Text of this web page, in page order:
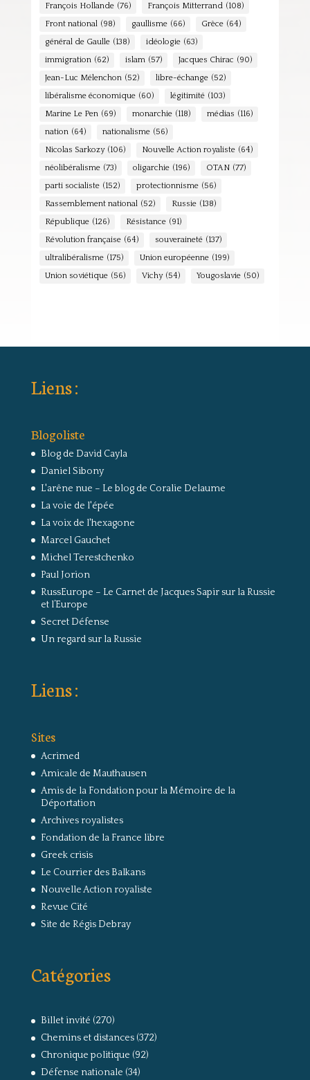
François Hollande (76) François Mitterrand (108)
Front national (98) gaullisme (66) Grèce (64)
général de Gaulle (138) idéologie (63)
immigration (62) islam (57) Jacques Chirac (90)
Jean-Luc Mélenchon (52) libre-échange (52)
libéralisme économique (60) légitimité (103)
Marine Le Pen (69) monarchie (118) médias (116)
nation (64) nationalisme (56)
Nicolas Sarkozy (106) Nouvelle Action royaliste (64)
néolibéralisme (73) oligarchie (196) OTAN (77)
parti socialiste (152) protectionnisme (56)
Rassemblement national (52) Russie (138)
République (126) Résistance (91)
Révolution française (64) souveraineté (137)
ultralibéralisme (175) Union européenne (199)
Union soviétique (56) Vichy (54) Yougoslavie (50)
Liens :
Blogoliste
Blog de David Cayla
Daniel Sibony
L'arêne nue – Le blog de Coralie Delaume
La voie de l'épée
La voix de l'hexagone
Marcel Gauchet
Michel Terestchenko
Paul Jorion
RussEurope – Le Carnet de Jacques Sapir sur la Russie
et l’Europe
Secret Défense
Un regard sur la Russie
Liens :
Sites
Acrimed
Amicale de Mauthausen
Amis de la Fondation pour la Mémoire de la
Déportation
Archives royalistes
Fondation de la France libre
Greek crisis
Le Courrier des Balkans
Nouvelle Action royaliste
Revue Cité
Site de Régis Debray
Catégories
Billet invité (270)
Chemins et distances(372)
Chronique politique (92)
Défense nationale (34)